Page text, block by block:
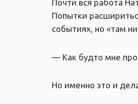
Почти вся работа
Попытки
событиях, но «там
— Как будто мне
Но именно это и